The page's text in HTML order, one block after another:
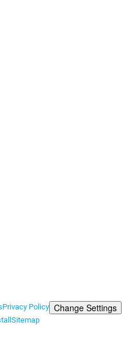
Privacy Policy Change Settings
Sitemap